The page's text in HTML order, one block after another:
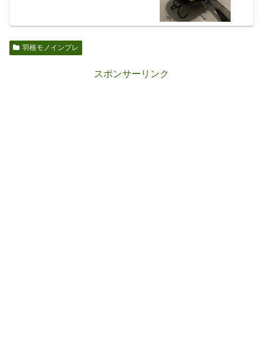
羽根モノインプレ
スポンサーリンク